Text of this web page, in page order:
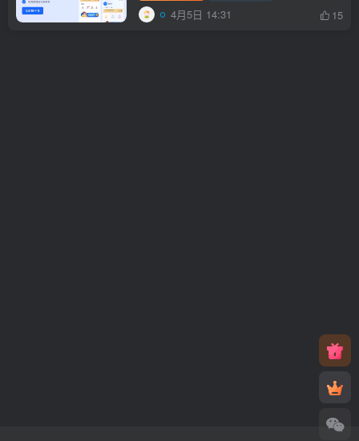
4月5日 14:31 15